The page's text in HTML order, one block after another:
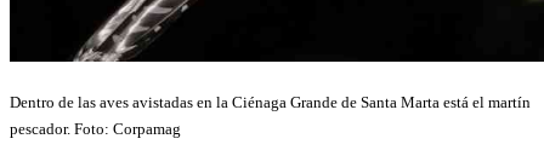
Dentro de las aves avistadas en la Ciénaga Grande de Santa Marta está el martín
pescador. Foto: Corpamag